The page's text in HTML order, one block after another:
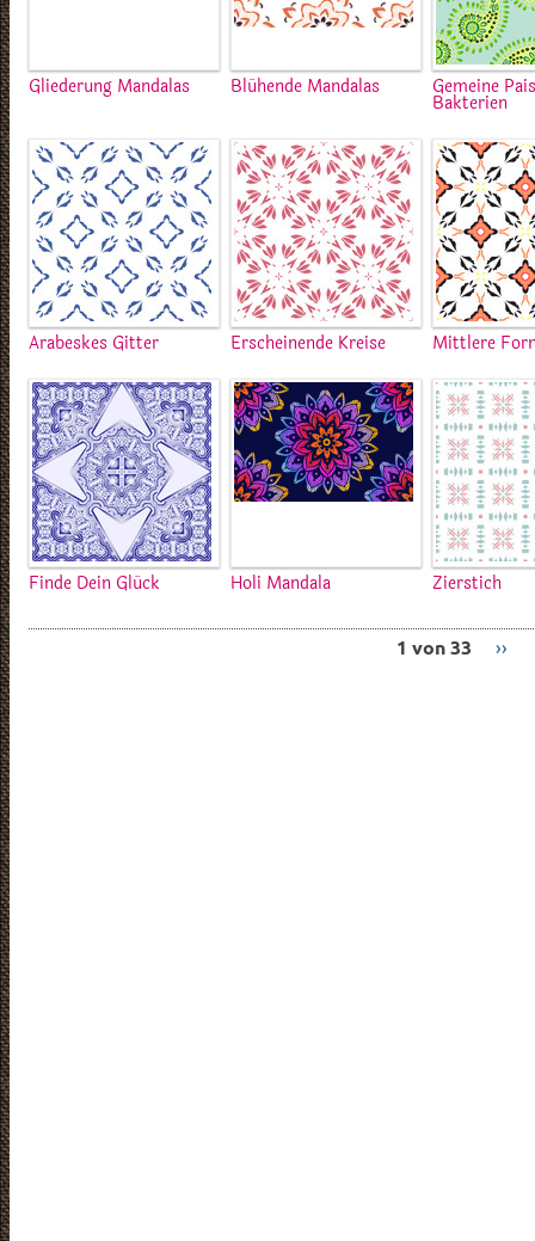
Gliederung Mandalas Blühende Mandalas Gemeine
Bakterien
Arabeskes Gitter Erscheinende Kreise Mittlere
Finde Dein Glück Holi Mandala Zierstich
1 von 33 ››